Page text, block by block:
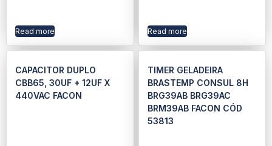
Read more Read more
CAPACITOR DUPLO
CBB65, 30UF + 12UF X
440VAC FACON
TIMER GELADEIRA
BRASTEMP CONSUL 8H
BRG39AB BRG39AC
BRM39AB FACON CÓD
53813